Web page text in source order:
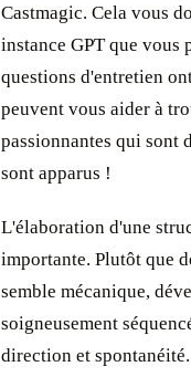
Castmagic. Cela vous
instance GPT que
questions d'entretien
peuvent vous aider à
passionnantes qui sont
sont apparus !
L'élaboration d'une
importante. Plutôt que
semble mécanique,
soigneusement
direction et spontanéité.